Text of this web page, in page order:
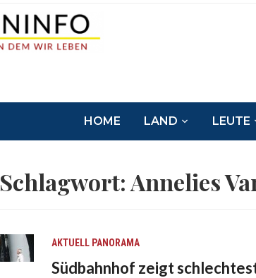
HOME LAND LEUTE
Schlagwort:Annelies
AKTUELL PANORAMA
Südbahnhof zeigt